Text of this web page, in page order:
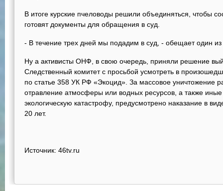
В итоге курские пчеловоды решили объединяться, чтобы
готовят документы для обращения в суд.
- В течение трех дней мы подадим в суд, - обещает один
Ну а активисты ОНФ, в свою очередь, приняли решение
Следственный комитет с просьбой усмотреть в
по статье 358 УК РФ «Экоцид». За массовое уничтожение
отравление атмосферы или водных ресурсов, а также
экологическую катастрофу, предусмотрено наказание в
20 лет.
Источник: 46tv.ru